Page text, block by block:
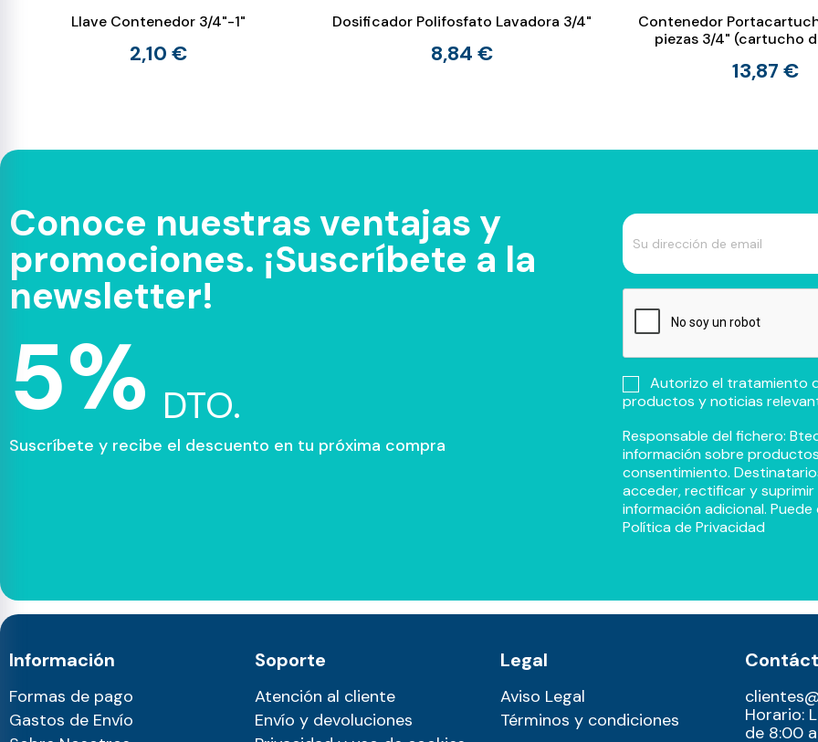
Llave Contenedor 3/4"-1"
2,10 €
Dosificador Polifosfato Lavadora 3/4"
8,84 €
Contenedor
piezas 3/4" (cartucho
13,87 €
Conoce nuestras ventajas y
promociones. ¡Suscríbete a la
newsletter!
5% DTO.
Suscríbete y recibe el descuento en tu próxima compra
Autorizo el tratamiento
productos y noticias
Responsable del fichero:
información sobre
consentimiento.
acceder, rectificar y
información adicional.
Política de Privacidad
Información
Formas de pago
Gastos de Envío
Soporte
Atención al cliente
Envío y devoluciones
Legal
Aviso Legal
Términos y condiciones
Horario:
de 8:00